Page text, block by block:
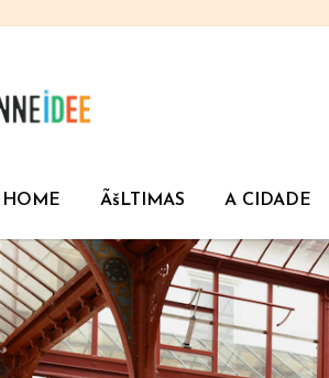
HOME ÃšLTIMAS A CIDADE